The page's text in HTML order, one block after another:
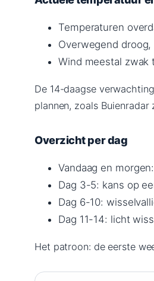
Temperaturen
Overwegend
Wind meestal zwak
De 14-daagse
plannen, zoals Buienradar
Overzicht per dag
Vandaag en
Dag 3-5: kans op
Dag 6-10:
Dag 11-14: licht
Het patroon: de eerste